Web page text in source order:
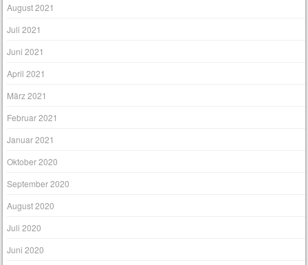
August 2021
Juli 2021
Juni 2021
April 2021
März 2021
Februar 2021
Januar 2021
Oktober 2020
September 2020
August 2020
Juli 2020
Juni 2020